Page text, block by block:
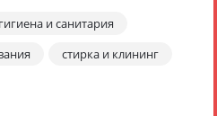
гигиена и санитария
стирка и клининг